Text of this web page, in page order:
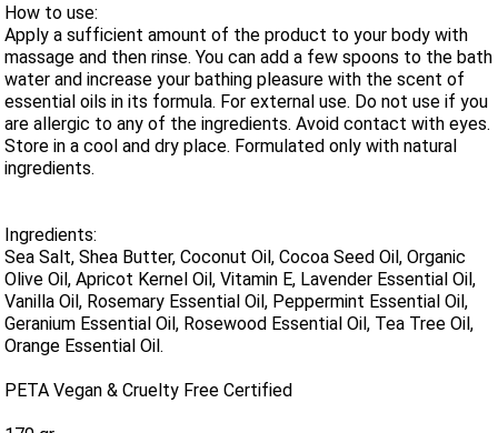
How to use:
Apply a sufficient amount of the product to your body with
massage and then rinse. You can add a few spoons to the bath
water and increase your bathing pleasure with the scent of
essential oils in its formula. For external use. Do not use if you
are allergic to any of the ingredients. Avoid contact with eyes.
Store in a cool and dry place. Formulated only with natural
ingredients.
Ingredients:
Sea Salt, Shea Butter, Coconut Oil, Cocoa Seed Oil, Organic
Olive Oil, Apricot Kernel Oil, Vitamin E, Lavender Essential Oil,
Vanilla Oil, Rosemary Essential Oil, Peppermint Essential Oil,
Geranium Essential Oil, Rosewood Essential Oil, Tea Tree Oil,
Orange Essential Oil.
PETA Vegan & Cruelty Free Certified